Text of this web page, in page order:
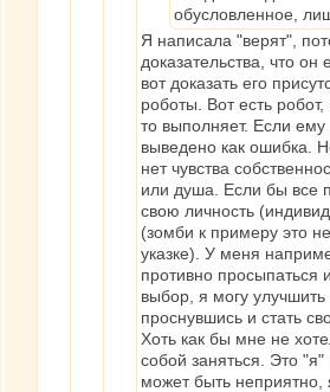
обусловленное,
Я написала "верят",
доказательства, что
вот доказать его
роботы. Вот есть
то выполняет. Если ему
выведено как ошибка.
нет чувства
или душа. Если бы все
свою личность
(зомби к примеру это
указке). У меня
противно просыпаться
выбор, я могу
проснувшись и стать
Хоть как бы мне не
собой заняться. Это
может быть неприятно,